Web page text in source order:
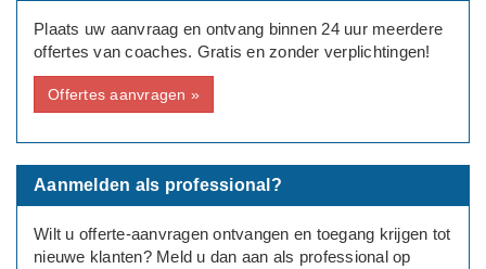
Huidige baan: leerkracht basisonderwijs
Deadline: Graag zo spoedig mogelijk
Plaats uw aanvraag en ontvang binnen 24 uur meerdere
offertes van coaches. Gratis en zonder verplichtingen!
Offertes aanvragen »
Aanmelden als professional?
Wilt u offerte-aanvragen ontvangen en toegang krijgen tot
nieuwe klanten? Meld u dan aan als professional op